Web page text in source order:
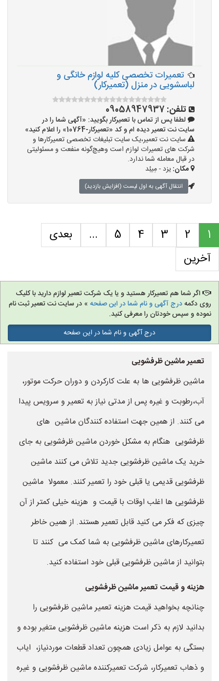
تعمیرات تخصصی کلیه لوازم خانگی و
لباسشویی در منزل (تعمیرکار)
تلفن: 09058947937
لطفا پس از تماس با تعمیرکار بگویید: «آگهی شما را در
سایت نت تعمیر دیده ام و کد «تعمیرکار-10764» را اعلام کنید»
سایت نت تعمیر،یک سایت تبلیغات تخصصی تعمیرکارها و
شرکت های تعمیرات لوازم است وهیچ‌گونه منفعت و مسئولیتی
در قبال معامله شما ندارد.
مکان:یزد - مِیبُد
انتقال آگهی به اول لیست (افزایش بازدید)
1
2
3
4
5
...
بعدی
آخرین
اگر شما هم تعمیرکار هستید و یا یک شرکت تعمیر لوازم دارید با کلیک
روی دکمهدرج آگهی و نام شما در این صفحه » در سایت نت تعمیر ثبت نام
نموده و سپس خودتان را معرفی کنید.
درج آگهی و نام شما در این صفحه
تعمیر ماشین ظرفشویی
ماشین ظرفشویی ها به علت کارکردن و دوران حرکت موتور،
آب،رطوبت و غیره پس از مدتی نیاز به تعمیر و سرویس پیدا
می کنند. از همین جهت استفاده کنندگان ماشین های
ظرفشویی هنگام به مشکل خوردن ماشین ظرفشویی به جای
خرید یک ماشین ظرفشویی جدید تلاش می کنند ماشین
ظرفشویی قدیمی یا قبلی خود را تعمیر کنند. معمولا ماشین
ظرفشویی ها اغلب اوقات با قیمت و هزینه خیلی کمتر از آن
چیزی که فکر می کنید قابل تعمیر هستند. از همین خاطر
تعمیرکارهای ماشین ظرفشویی به شما کمک می کنند تا
بتوانید از ماشین ظرفشویی قبلی خود استفاده کنید.
هزینه و قیمت تعمیر ماشین ظرفشویی
چنانچه بخواهید قیمت هزینه تعمیر ماشین ظرفشویی را
بدانید لازم به ذکر است هزینه ماشین ظرفشویی متغیر بوده و
بستگی به عوامل زیادی همچون تعداد قطعات موردنیاز، ایاب
و ذهاب تعمیرکار، شرکت تعمیرکننده ماشین ظرفشویی و غیره